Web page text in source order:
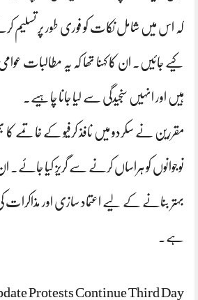
کہ اس میں شامل نکات کو فوری طور پر تسلیم
کیے جائیں۔ ان کا کہنا تھا کہ یہ مطالبات
ہیں اور انہیں سنجیدگی سے لیا جانا چاہیے۔
مقررین نے سکردو میں نافذ کرفیو کے خاتمے کا بھی
نوجوانوں کو ہراساں کرنے سے گریز کیا
بہتر بنانے کے لیے اعتماد سازی اور مذاکرات
ہے۔
Protests Continue Third Day